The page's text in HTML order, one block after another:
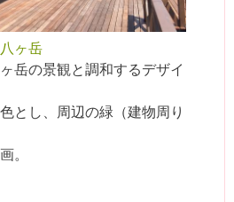
ヶ岳
岳の景観と調和するデザイ
とし、周辺の緑（建物周り
。